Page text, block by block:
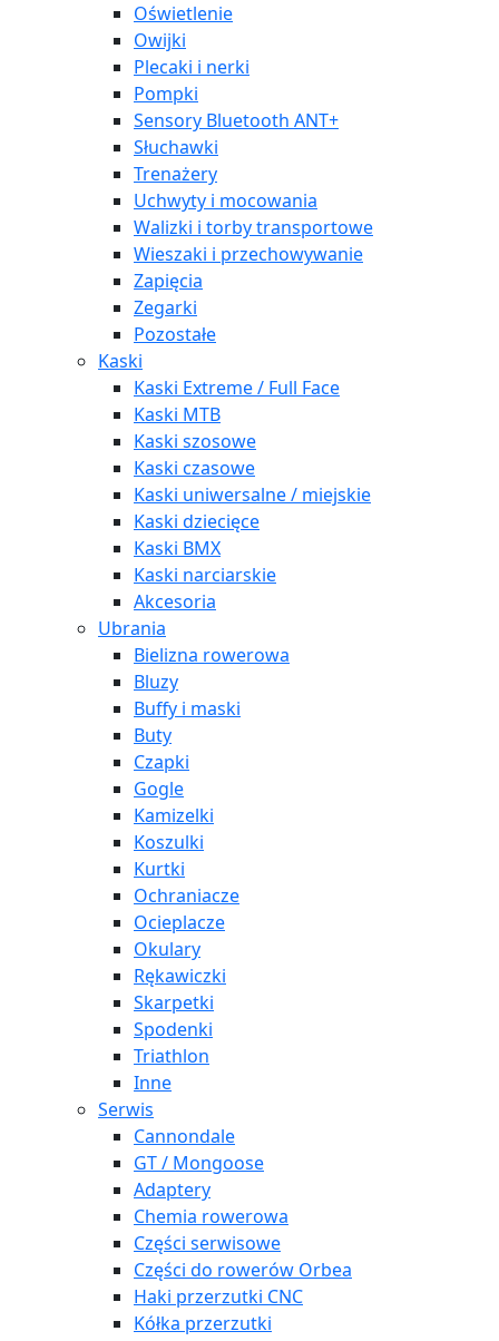
Oświetlenie
Owijki
Plecaki i nerki
Pompki
Sensory Bluetooth ANT+
Słuchawki
Trenażery
Uchwyty i mocowania
Walizki i torby transportowe
Wieszaki i przechowywanie
Zapięcia
Zegarki
Pozostałe
Kaski
Kaski Extreme / Full Face
Kaski MTB
Kaski szosowe
Kaski czasowe
Kaski uniwersalne / miejskie
Kaski dziecięce
Kaski BMX
Kaski narciarskie
Akcesoria
Ubrania
Bielizna rowerowa
Bluzy
Buffy i maski
Buty
Czapki
Gogle
Kamizelki
Koszulki
Kurtki
Ochraniacze
Ocieplacze
Okulary
Rękawiczki
Skarpetki
Spodenki
Triathlon
Inne
Serwis
Cannondale
GT / Mongoose
Adaptery
Chemia rowerowa
Części serwisowe
Części do rowerów Orbea
Haki przerzutki CNC
Kółka przerzutki